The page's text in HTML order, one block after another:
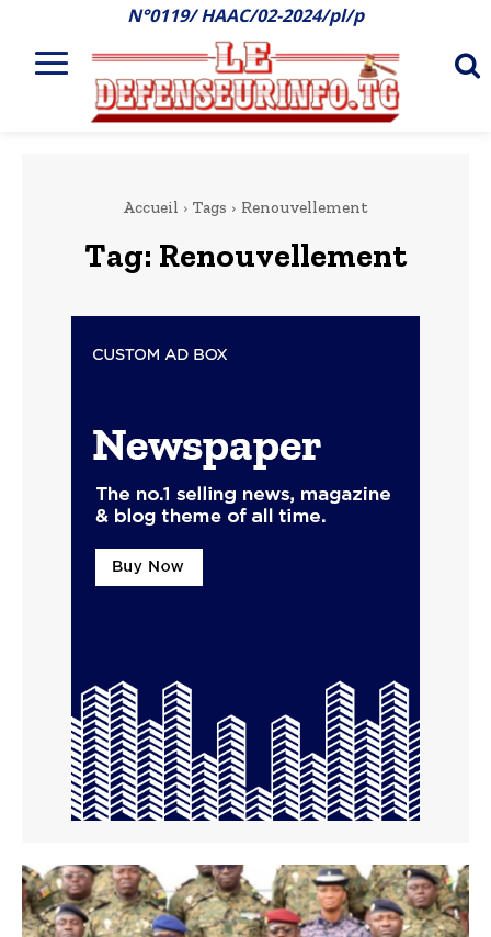
N°0119/ HAAC/02-2024/pl/p
Accueil Tags Renouvellement
Tag: Renouvellement